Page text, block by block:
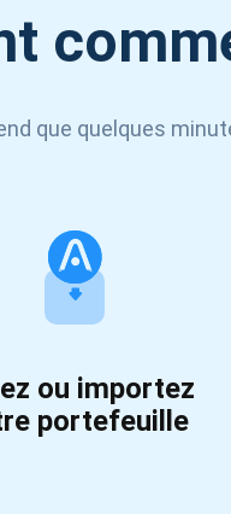
que quelques
ou importez
portefeuille